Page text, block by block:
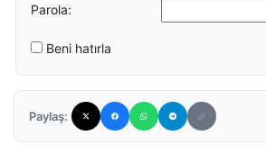
Parola:
Beni hatırla
Paylaş: